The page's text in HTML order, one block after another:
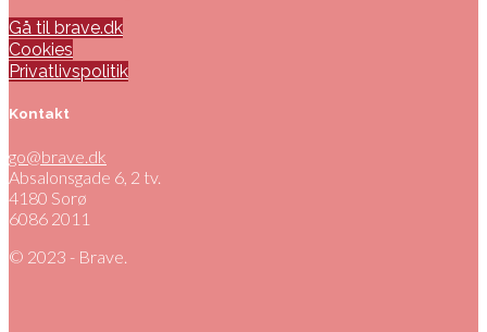
Gå til brave.dk
Cookies
Privatlivspolitik
Kontakt
go@brave.dk
Absalonsgade 6, 2 tv.
4180 Sorø
6086 2011
© 2023 - Brave.